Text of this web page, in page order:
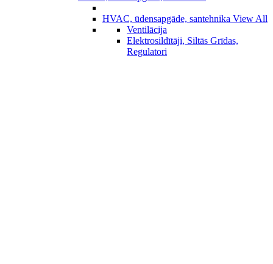
HVAC, ūdensapgāde, santehnika View All
Ventilācija
Elektrosildītāji, Siltās Grīdas,
Regulatori